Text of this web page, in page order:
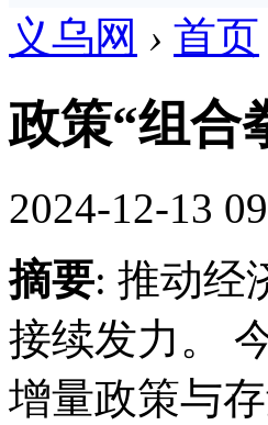
义乌网 › 首页
政策“组合
2024-12-13
摘要: 推动经
接续发力。
增量政策与